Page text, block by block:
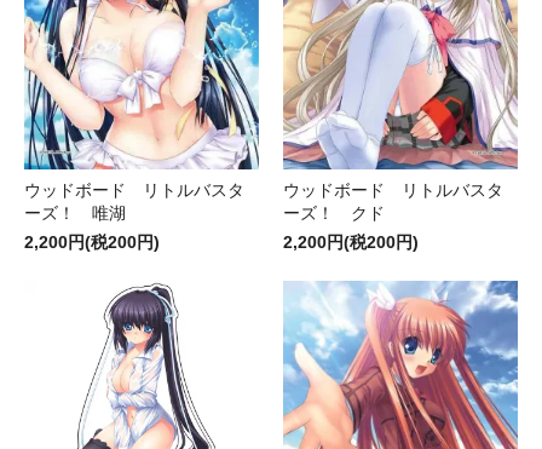
ウッドボード リトルバスタ
ーズ！ 唯湖
2,200円(税200円)
ウッドボード リトルバスタ
ーズ！ クド
2,200円(税200円)